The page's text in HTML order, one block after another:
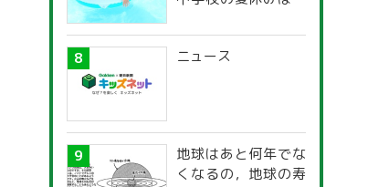
道府県別「夏季休暇
一覧」
ニュース
地球はあと何年でな
くなるの，地球の寿